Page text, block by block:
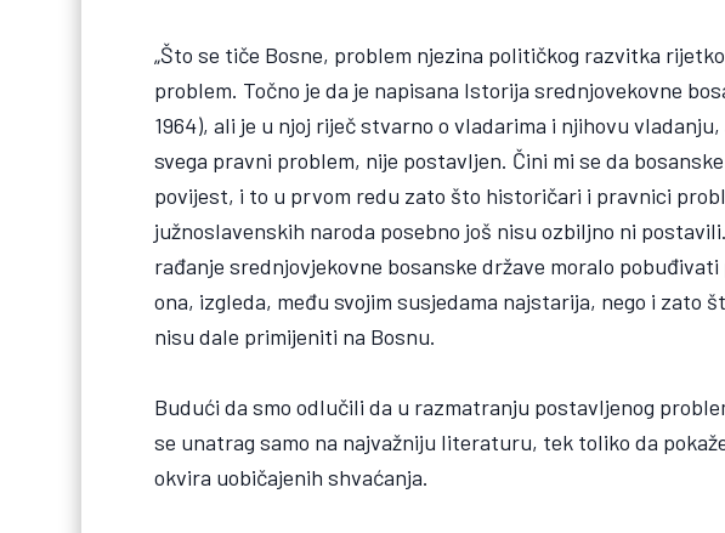
„Što se tiče Bosne, problem njezina političkog razvitka
problem. Točno je da je napisana Istorija srednjovekovne
1964), ali je u njoj riječ stvarno o vladarima i njihovu
svega pravni problem, nije postavljen. Čini mi se da
povijest, i to u prvom redu zato što historičari i pravnici
južnoslavenskih naroda posebno još nisu ozbiljno ni
rađanje srednjovjekovne bosanske države moralo
ona, izgleda, među svojim susjedama najstarija, nego i zato
nisu dale primijeniti na Bosnu.
Budući da smo odlučili da u razmatranju postavljenog
se unatrag samo na najvažniju literaturu, tek toliko da
okvira uobičajenih shvaćanja.